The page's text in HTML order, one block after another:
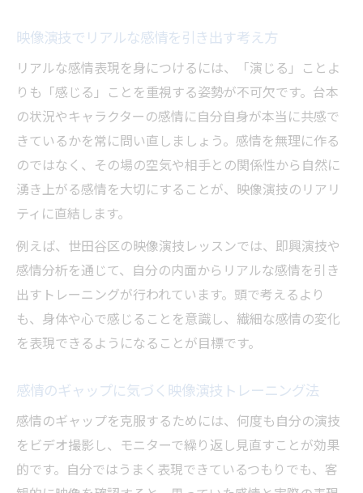
映像演技の弱点発見に役立つモニター活用
法
映像演技初心者がリアルな感情を引き出す秘訣
映像演技初心者が陥りやすい感情表現の壁
リアルな映像演技を目指すための感情解放
法
映像演技で緊張を乗り越える実践的アプロ
ーチ
初心者におすすめの映像演技感情トレーニ
映像演技で本物の感情を引き出すステップ
客観的な自己評価で磨く映像演技の新たな可能
性
映像演技の自己評価で見つかる成長ポイン
映像演技でリアルな感情を引き出す考え方
リアルな感情表現を身につけるには、「演じる」ことよ
りも「感じる」ことを重視する姿勢が不可欠です。台本
の状況やキャラクターの感情に自分自身が本当に共感で
きているかを常に問い直しましょう。感情を無理に作る
のではなく、その場の空気や相手との関係性から自然に
湧き上がる感情を大切にすることが、映像演技のリアリ
ティに直結します。
例えば、世田谷区の映像演技レッスンでは、即興演技や
感情分析を通じて、自分の内面からリアルな感情を引き
出すトレーニングが行われています。頭で考えるより
も、身体や心で感じることを意識し、繊細な感情の変化
を表現できるようになることが目標です。
感情のギャップに気づく映像演技トレーニング法
感情のギャップを克服するためには、何度も自分の演技
をビデオ撮影し、モニターで繰り返し見直すことが効果
的です。自分ではうまく表現できているつもりでも、客